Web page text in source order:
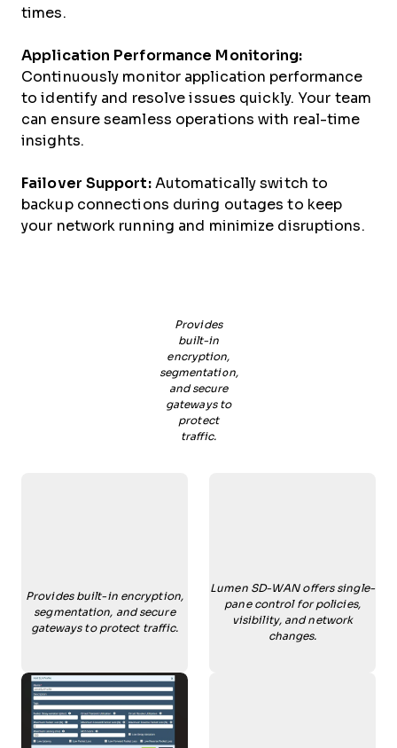
times.
Application Performance Monitoring:
Continuously monitor application performance
to identify and resolve issues quickly. Your team
can ensure seamless operations with real-time
insights.
Failover Support:Automatically switch to
backup connections during outages to keep
your network running and minimize disruptions.
Provides
built-in
encryption,
segmentation,
and secure
gateways to
protect
traffic.
Provides built-in encryption,
segmentation, and secure
gateways to protect traffic.
Lumen SD-WAN offers single-
pane control for policies,
visibility, and network
changes.